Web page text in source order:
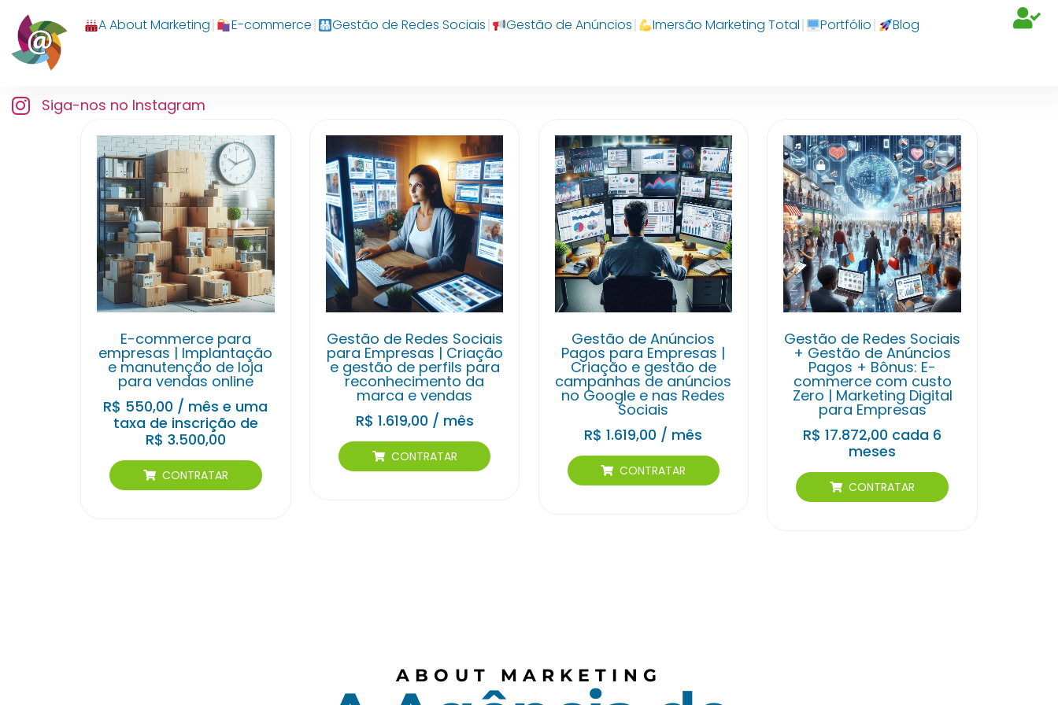
Siga-nos no Instagram
A About Marketing E-commerce Gestão de Redes Sociais Gestão de Anúncios Imersão Marketing Total Portfólio Blog
E-commerce para
empresas | Implantação
e manutenção de loja
para vendas online
R$ 550,00 / mês e uma
taxa de inscrição de
R$ 3.500,00
CONTRATAR
Gestão de Redes Sociais
para Empresas | Criação
e gestão de perfils para
reconhecimento da
marca e vendas
R$ 1.619,00 / mês
CONTRATAR
Gestão de Anúncios
Pagos para Empresas |
Criação e gestão de
campanhas de anúncios
no Google e nas Redes
Sociais
R$ 1.619,00 / mês
CONTRATAR
Gestão de Redes Sociais
+ Gestão de Anúncios
Pagos + Bônus: E-
commerce com custo
Zero | Marketing Digital
para Empresas
R$ 17.872,00 cada 6
meses
CONTRATAR
ABOUT MARKETING